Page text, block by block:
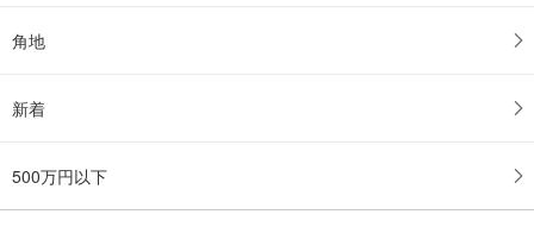
角地
新着
500万円以下